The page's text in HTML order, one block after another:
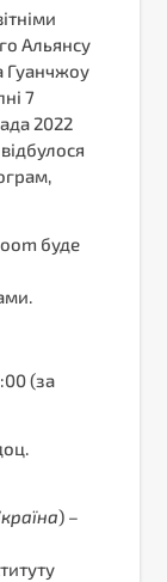
Альянсу
Гуанчжоу
7
2022
буде
(за
) –